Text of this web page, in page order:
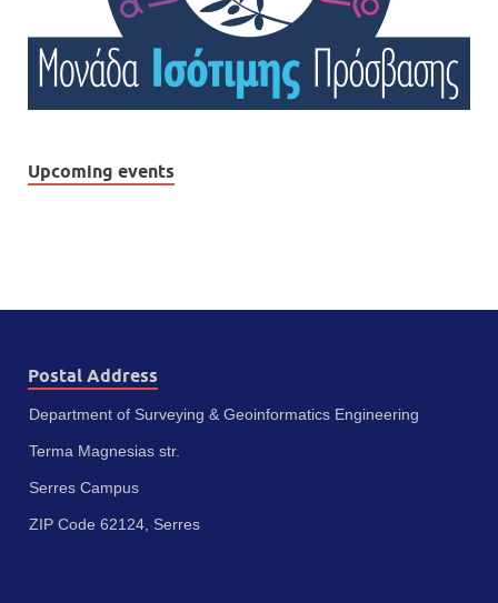
Upcoming events
Postal Address
Department of Surveying & Geoinformatics Engineering
Terma Magnesias str.
Serres Campus
ZIP Code 62124, Serres